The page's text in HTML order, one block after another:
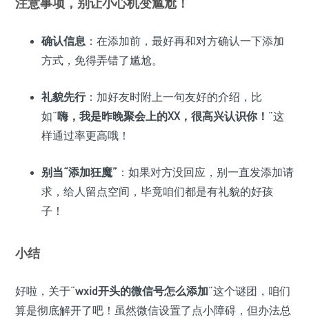
注意事项，别让小心机变尴尬！
确认信息 ：在添加前，最好再和对方确认一下添加
方式，免得弄错了尴尬。
礼貌先行：加好友时附上一句友好的介绍，比
如“嗨，我是昨晚聚会上的XX，很高兴认识你！ ”这
样通过率更高哦！
别当“添加狂魔” ：如果对方没回应，别一直发添加请
求，给人留点空间，毕竟咱们都是有礼貌的好孩
子！
小结
好啦，关于“wxid开头的微信号怎么添加”这个谜团，咱们
算是彻底解开了吧！虽然微信设置了点小障碍，但办法总